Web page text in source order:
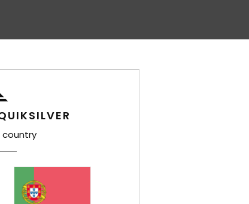
country